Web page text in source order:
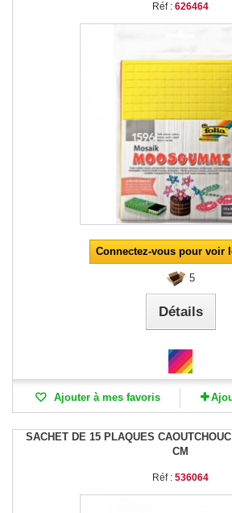
Réf : 626464
Connectez-vous pour voir
5
Détails
Ajouter à mes favoris
SACHET DE 15 PLAQUES
CM
Réf : 536064